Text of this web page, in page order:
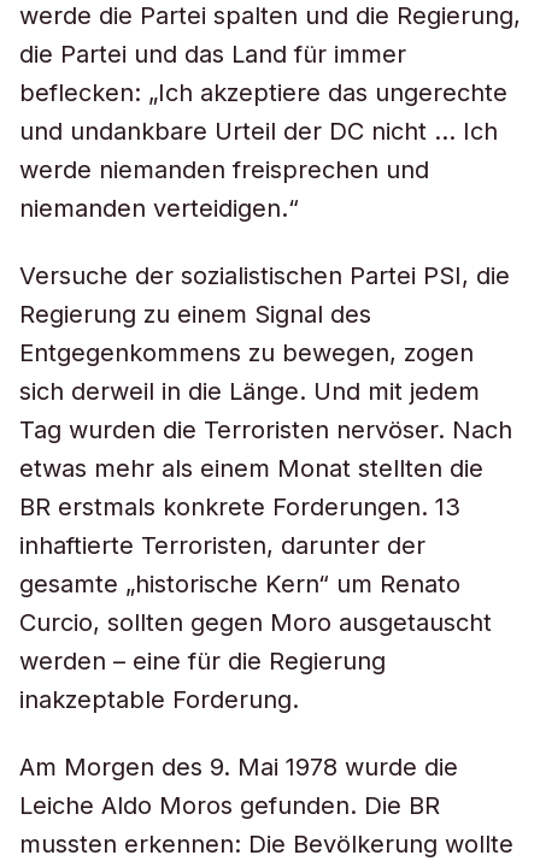
werde die Partei spalten und die Regierung,
die Partei und das Land für immer
beflecken: „Ich akzeptiere das ungerechte
und undankbare Urteil der DC nicht … Ich
werde niemanden freisprechen und
niemanden verteidigen.“
Versuche der sozialistischen Partei PSI, die
Regierung zu einem Signal des
Entgegenkommens zu bewegen, zogen
sich derweil in die Länge. Und mit jedem
Tag wurden die Terroristen nervöser. Nach
etwas mehr als einem Monat stellten die
BR erstmals konkrete Forderungen. 13
inhaftierte Terroristen, darunter der
gesamte „historische Kern“ um Renato
Curcio, sollten gegen Moro ausgetauscht
werden – eine für die Regierung
inakzeptable Forderung.
Am Morgen des 9. Mai 1978 wurde die
Leiche Aldo Moros gefunden. Die BR
mussten erkennen: Die Bevölkerung wollte